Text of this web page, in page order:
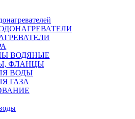
ВОДЯНЫЕ
ФЛАНЦЫ
ВОДЫ
ГАЗА